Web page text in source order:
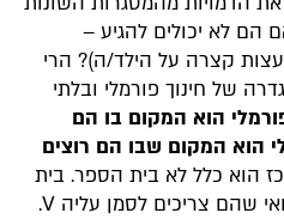
הם לא יכולים להגיע –
קצרה על הילד/ה)? הרי
של חינוך פורמלי ובלתי
הוא המקום בו הם
הוא המקום שבו הם רוצים
הוא כלל לא בית הספר. בית
הספר הוא לעתים מסגרת לוואי שהם צריכים לסמן עליה V.